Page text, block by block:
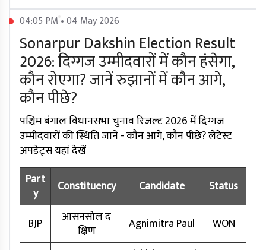
04:05 PM • 04 May 2026
Sonarpur Dakshin Election Result
2026: दिग्गज उम्मीदवारों में कौन हंसेगा,
कौन रोएगा? जानें रुझानों में कौन आगे,
कौन पीछे?
पश्चिम बंगाल विधानसभा चुनाव रिजल्ट 2026 में दिग्गज
उम्मीदवारों की स्थिति जानें - कौन आगे, कौन पीछे? लेटेस्ट
अपडेट्स यहां देखें
Part
y
Constituency Candidate Status
BJP
आसनसोल द
क्षिण
Agnimitra Paul
WON